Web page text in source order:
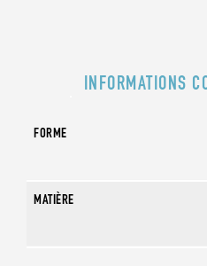
INFORMATIONS
FORME
MATIÈRE